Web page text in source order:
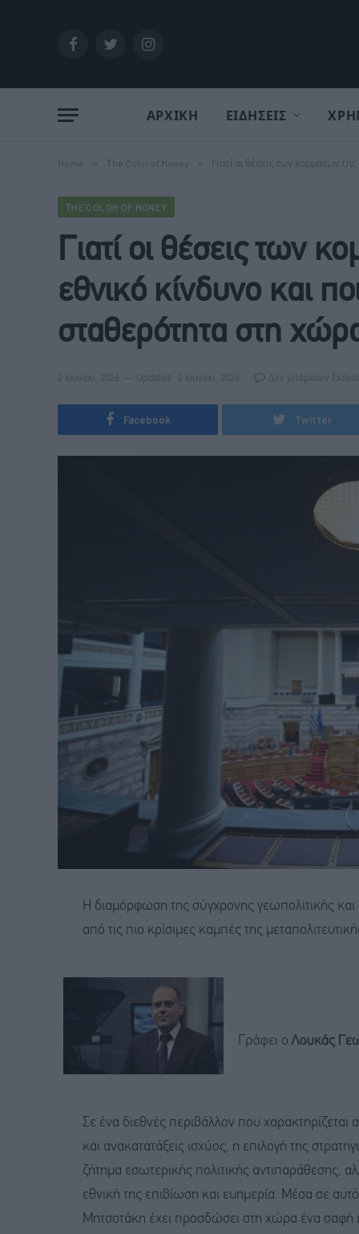
FacebookTwitterInstagram
ΑΡΧΙΚΗ ΕΙΔΗΣΕΙΣ
Home Τhe Color of Money Γιατί οι θέσεις των κομμάτων
ΤHE COLOR OF MONEY
Γιατί οι θέσεις των
εθνικό κίνδυνο και
σταθερότητα στη
2 Ιουνίου, 2026 Updated: 2 Ιουνίου, 2026 Δεν υπάρχουν Σχόλια
Facebook Twitter
Η διαμόρφωση της σύγχρονης γεωπολιτικής και
από τις πιο κρίσιμες καμπές της
Σε ένα διεθνές περιβάλλον που
και ανακατατάξεις ισχύος, η επιλογή της
ζήτημα εσωτερικής πολιτικής αντιπαράθεσης,
εθνική της επιβίωση και ευημερία. Μέσα σε
Μητσοτάκη έχει προσδώσει στη χώρα ένα σαφή